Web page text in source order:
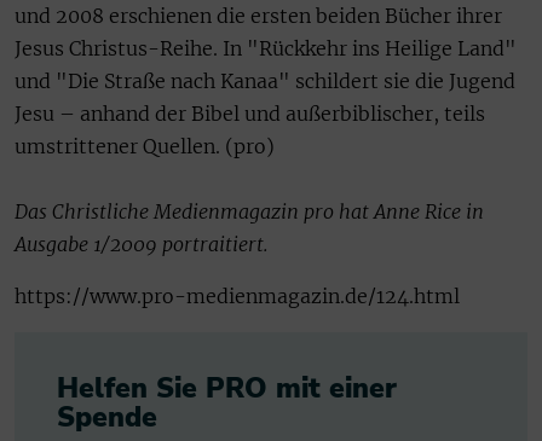
und 2008 erschienen die ersten beiden Bücher ihrer
Jesus Christus-Reihe. In "Rückkehr ins Heilige Land"
und "Die Straße nach Kanaa" schildert sie die Jugend
Jesu – anhand der Bibel und außerbiblischer, teils
umstrittener Quellen. (pro)
Das Christliche Medienmagazin pro hat Anne Rice in
Ausgabe 1/2009 portraitiert.
https://www.pro-medienmagazin.de/124.html
Helfen Sie PRO mit einer
Spende